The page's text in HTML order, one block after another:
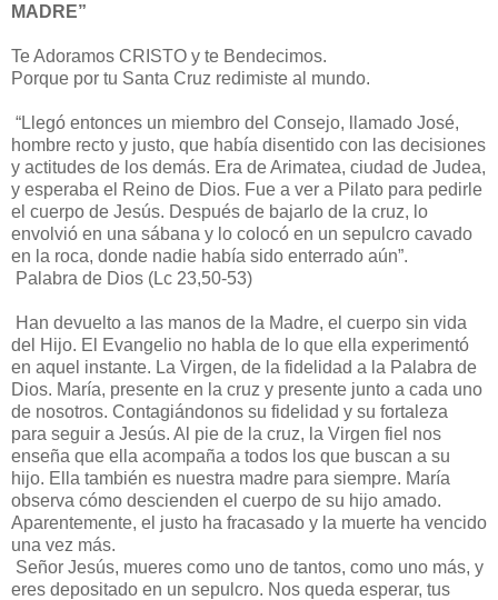
MADRE”
Te Adoramos CRISTO y te Bendecimos.
Porque por tu Santa Cruz redimiste al mundo.
“Llegó entonces un miembro del Consejo, llamado José,
hombre recto y justo, que había disentido con las decisiones
y actitudes de los demás. Era de Arimatea, ciudad de Judea,
y esperaba el Reino de Dios. Fue a ver a Pilato para pedirle
el cuerpo de Jesús. Después de bajarlo de la cruz, lo
envolvió en una sábana y lo colocó en un sepulcro cavado
en la roca, donde nadie había sido enterrado aún”.
Palabra de Dios (Lc 23,50-53)
Han devuelto a las manos de la Madre, el cuerpo sin vida
del Hijo. El Evangelio no habla de lo que ella experimentó
en aquel instante. La Virgen, de la fidelidad a la Palabra de
Dios. María, presente en la cruz y presente junto a cada uno
de nosotros. Contagiándonos su fidelidad y su fortaleza
para seguir a Jesús. Al pie de la cruz, la Virgen fiel nos
enseña que ella acompaña a todos los que buscan a su
hijo. Ella también es nuestra madre para siempre. María
observa cómo descienden el cuerpo de su hijo amado.
Aparentemente, el justo ha fracasado y la muerte ha vencido
una vez más.
Señor Jesús, mueres como uno de tantos, como uno más, y
eres depositado en un sepulcro. Nos queda esperar, tus